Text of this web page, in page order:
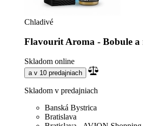
Chladivé
Flavourit Aroma - Bobule
Skladom online
a v 10 predajniach
Skladom v predajniach
Banská Bystrica
Bratislava